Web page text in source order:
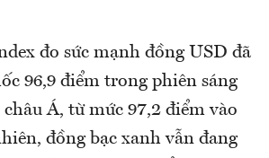
đo sức mạnh đồng USD đã
96,9 điểm trong phiên sáng
Á, từ mức 97,2 điểm vào
đồng bạc xanh vẫn đang